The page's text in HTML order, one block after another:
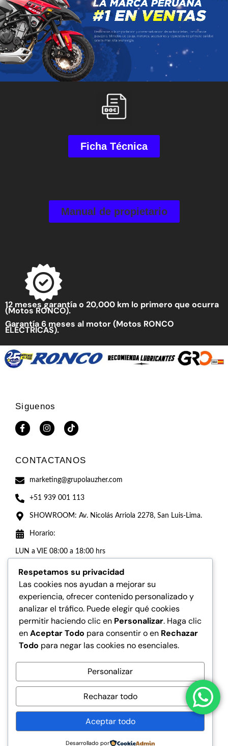
Ficha Técnica
Manual de propietario
12 meses garantía o 20,000 km lo primero que ocurra
(Motos RONCO).
Garantía 6 meses al motor (Motos RONCO
ELÉCTRICAS).
Siguenos
CONTACTANOS
marketing@grupolauzher.com
+51 939 001 113
SHOWROOM: Av. Nicolás Arriola 2278, San Luis-Lima.
Horario:
LUN a VIE 08:00 a 18:00 hrs
SAB de 8:00 a 15:00 hrs
MUNDO RONCO
HISTORIA
UBICACIÓN
CONSULTAS
QUIERO SER DISTRIBUIDOR
TRABAJAR EN GRUPO LAUZHER
FAQs
POLITICA DE TRATAMIENTO DATOS
GARANTIA
Respetamos su privacidad
Las cookies nos ayudan a mejorar su
experiencia, ofrecer contenido personalizado y
analizar el tráfico. Puede elegir qué cookies
permitir haciendo clic en Personalizar. Haga clic
enAceptar Todo para consentir o en Rechazar
Todo para negar las cookies no esenciales.
Personalizar
Rechazar todo
Aceptar todo
Desarrollado por